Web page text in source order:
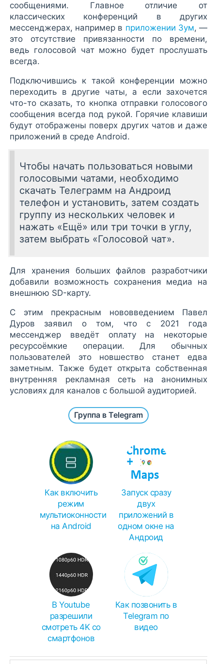
сообщениями. Главное отличие от
классических конференций в других
мессенджерах, например в приложении Зум, —
это отсутствие привязанности по времени,
ведь голосовой чат можно будет прослушать
всегда.
Подключившись к такой конференции можно
переходить в другие чаты, а если захочется
что-то сказать, то кнопка отправки голосового
сообщения всегда под рукой. Горячие клавиши
будут отображены поверх других чатов и даже
приложений в среде Android.
Чтобы начать пользоваться новыми
голосовыми чатами, необходимо
скачать Телеграмм на Андроид
телефон и установить, затем создать
группу из нескольких человек и
нажать «Ещё» или три точки в углу,
затем выбрать «Голосовой чат».
Для хранения больших файлов разработчики
добавили возможность сохранения медиа на
внешнюю SD-карту.
С этим прекрасным нововведением Павел
Дуров заявил о том, что с 2021 года
мессенджер введёт оплату на некоторые
ресурсоёмкие операции. Для обычных
пользователей это новшество станет едва
заметным. Также будет открыта собственная
внутренняя рекламная сеть на анонимных
условиях для каналов с большой аудиторией.
Группа в Telegram
Как включить
режим
мультиоконности
на Android
Запуск сразу
двух
приложений в
одном окне на
Андроид
В Youtube
разрешили
смотреть 4K со
смартфонов
Как позвонить в
Telegram по
видео